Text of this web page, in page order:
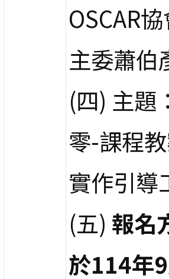
OSCAR
主委蕭伯
(四) 主題
零-課程
實作引導
(五) 報名
於114年